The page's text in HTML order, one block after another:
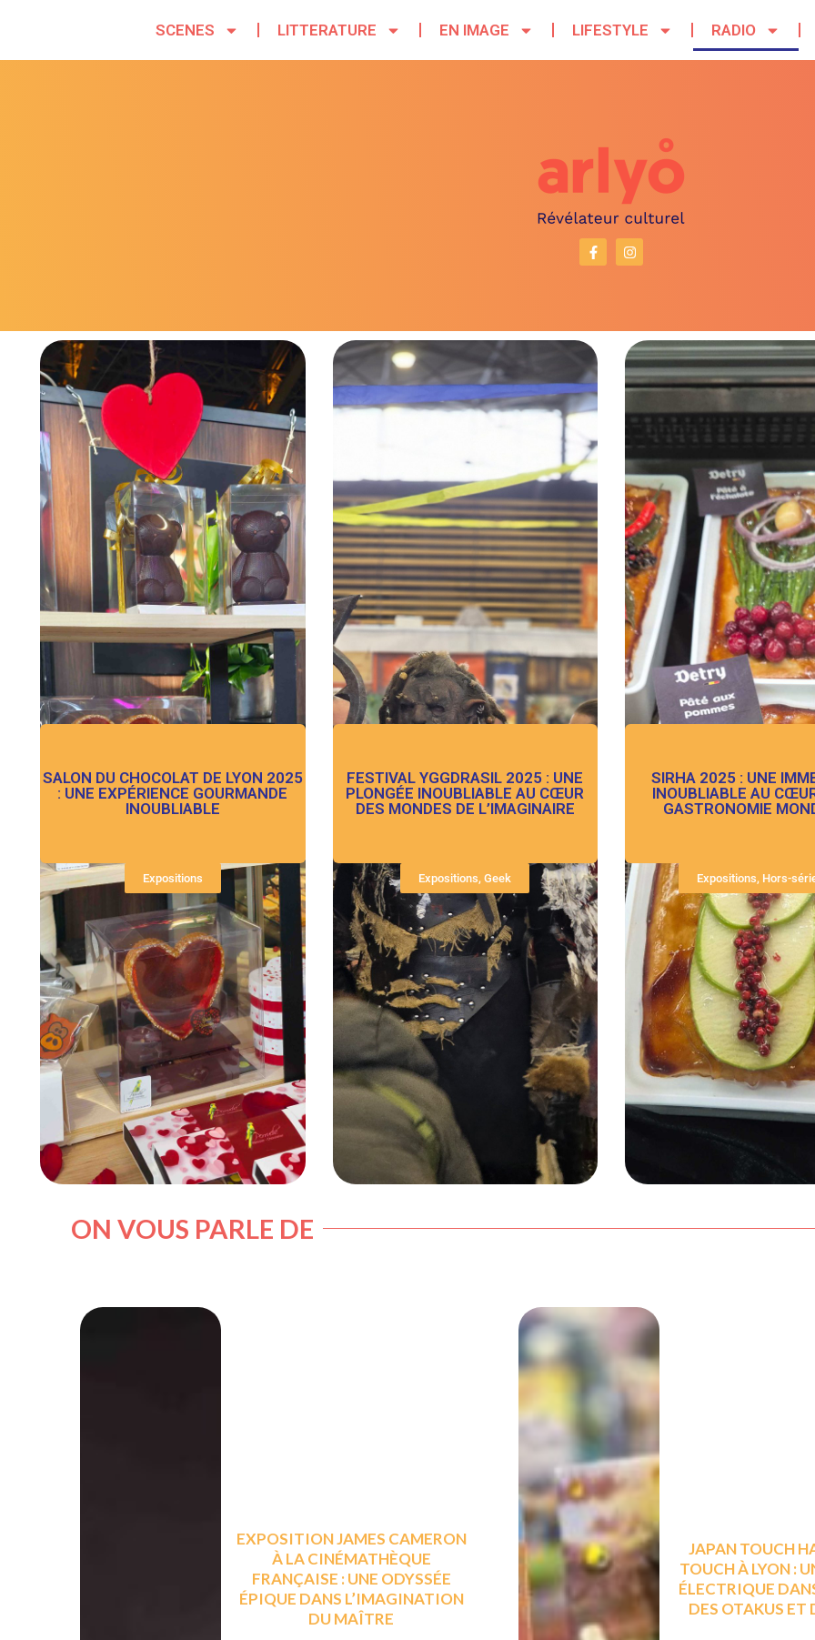
SCENES LITTERATURE EN IMAGE LIFESTYLE RADIO
SALON DU CHOCOLAT DE LYON 2025
: UNE EXPÉRIENCE GOURMANDE
INOUBLIABLE
Expositions
FESTIVAL YGGDRASIL 2025 : UNE
PLONGÉE INOUBLIABLE AU CŒUR
DES MONDES DE L’IMAGINAIRE
Expositions,Geek
SIRHA 2025 : UNE
INOUBLIABLE AU
GASTRONOMIE
Expositions, Hors-
ON VOUS PARLE DE
EXPOSITION JAMES CAMERON
À LA CINÉMATHÈQUE
FRANÇAISE : UNE ODYSSÉE
ÉPIQUE DANS L’IMAGINATION
DU MAÎTRE
JAPAN TOUCH
TOUCH À LYON :
ÉLECTRIQUE
DES OTAKUS ET